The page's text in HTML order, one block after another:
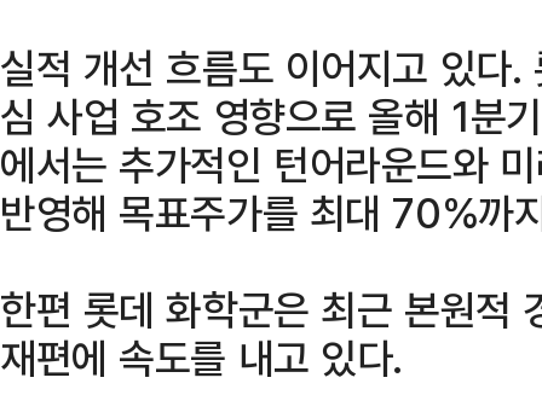
실적 개선 흐름도 이어지고 있다
심 사업 호조 영향으로 올해 1분
에서는 추가적인 턴어라운드와
반영해 목표주가를 최대 70%까
한편 롯데 화학군은 최근 본원적
재편에 속도를 내고 있다.